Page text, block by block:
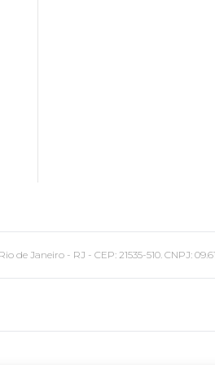
Janeiro - RJ - CEP: 21535-510. CNPJ: